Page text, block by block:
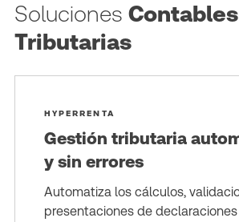
Soluciones
Tributarias
HYPERRENTA
Gestión tributaria
y sin errores
Automatiza los cálculos,
presentaciones de